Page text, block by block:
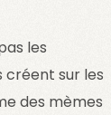
les
créent sur les
des mèmes